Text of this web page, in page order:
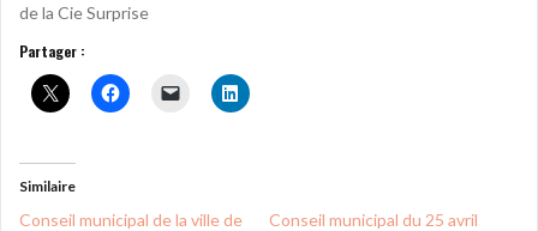
de la Cie Surprise
Partager :
Similaire
Conseil municipal de la ville de
Conseil municipal du 25 avril